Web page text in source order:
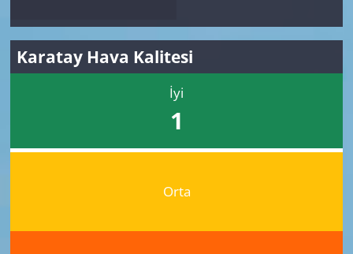
Karatay Hava Kalitesi
İyi
1
Orta